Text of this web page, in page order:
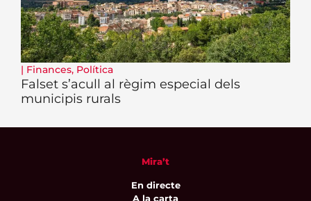
| Finances, Política
Falset s’acull al règim especial dels
municipis rurals
Mira’t
En directe
A la carta